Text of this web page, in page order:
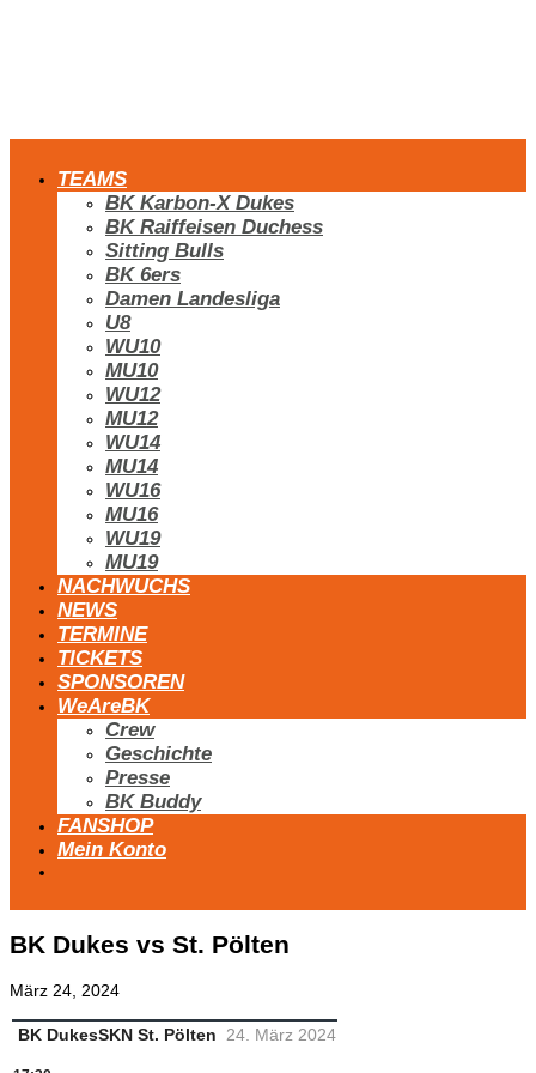
TEAMS
BK Karbon-X Dukes
BK Raiffeisen Duchess
Sitting Bulls
BK 6ers
Damen Landesliga
U8
WU10
MU10
WU12
MU12
WU14
MU14
WU16
MU16
WU19
MU19
NACHWUCHS
NEWS
TERMINE
TICKETS
SPONSOREN
WeAreBK
Crew
Geschichte
Presse
BK Buddy
FANSHOP
Mein Konto
BK Dukes vs St. Pölten
März 24, 2024
BK DukesSKN St. Pölten 24. März 2024